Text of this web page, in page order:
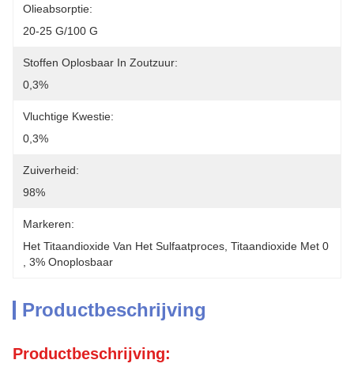
Olieabsorptie:
20-25 G/100 G
Stoffen Oplosbaar In Zoutzuur:
0,3%
Vluchtige Kwestie:
0,3%
Zuiverheid:
98%
Markeren:
Het Titaandioxide Van Het Sulfaatproces Titaandioxide Met 0
3% Onoplosbaar
Productbeschrijving
Productbeschrijving: